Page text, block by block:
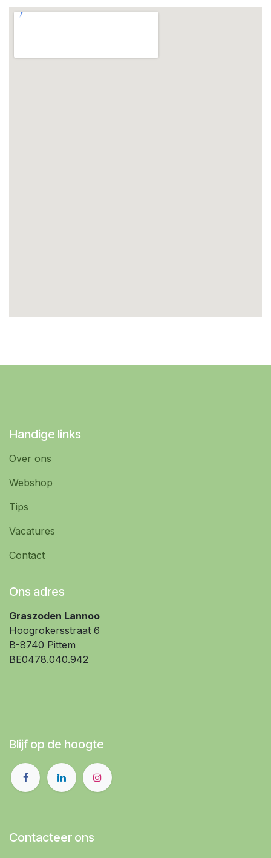
Handige links
Over ons
Webshop
Tips
Vacatures
Contact
Ons adres
Graszoden Lannoo
Hoogrokersstraat 6
B-8740 Pittem
BE0478.040.942
Blijf op de hoogte
Contacteer ons